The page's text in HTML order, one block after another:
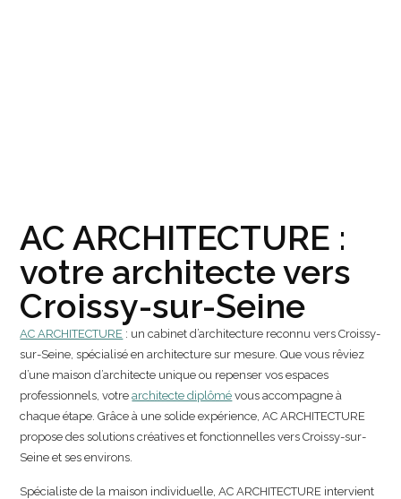
AC ARCHITECTURE :
votre architecte vers
Croissy-sur-Seine
AC ARCHITECTURE : un cabinet d’architecture reconnu vers Croissy-
sur-Seine, spécialisé en architecture sur mesure. Que vous rêviez
d’une maison d’architecte unique ou repenser vos espaces
professionnels, votrearchitecte diplômé vous accompagne à
chaque étape. Grâce à une solide expérience, AC ARCHITECTURE
propose des solutions créatives et fonctionnelles vers Croissy-sur-
Seine et ses environs.
Spécialiste de la maison individuelle, AC ARCHITECTURE intervient